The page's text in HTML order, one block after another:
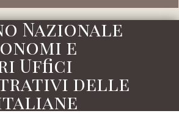
Nazionale
e
Uffici
delle